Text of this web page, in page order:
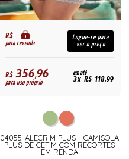
R$
para revenda
Logue-se para
ver o preço
R$356,96
para uso próprio
em até
3x R$ 118,99
04055-ALECRIM PLUS - CAMISOLA
PLUS DE CETIM COM RECORTES
EM RENDA